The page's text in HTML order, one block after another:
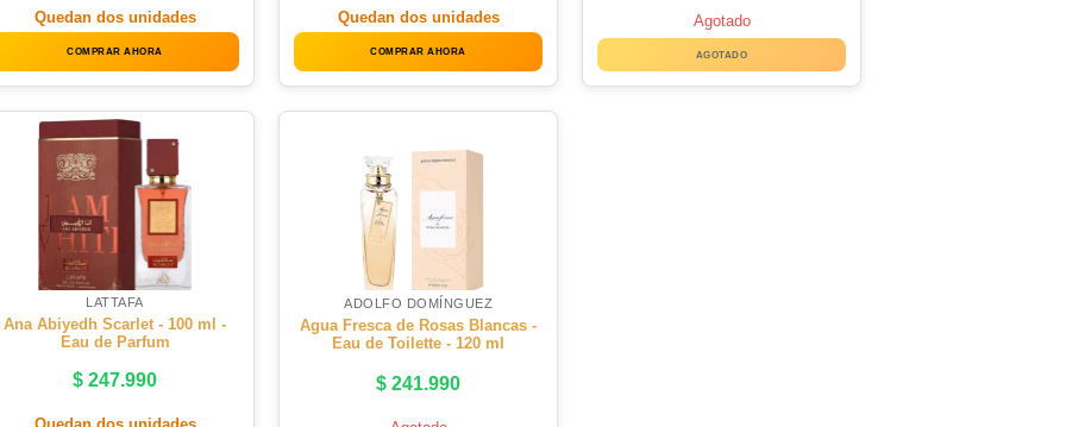
Quedan dos unidades
COMPRAR AHORA
Quedan dos unidades
COMPRAR AHORA
Agotado
AGOTADO
LATTAFA
Ana Abiyedh Scarlet - 100 ml -
Eau de Parfum
$ 247.990
ADOLFO DOMÍNGUEZ
Agua Fresca de Rosas Blancas -
Eau de Toilette - 120 ml
$ 241.990